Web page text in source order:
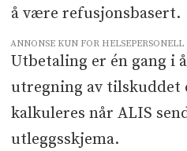
å være refusjonsbasert.
ANNONSE KUN FOR HELSEPERSONELL
Utbetaling er én gang i
utregning av tilskuddet
kalkuleres når ALIS
utleggsskjema.